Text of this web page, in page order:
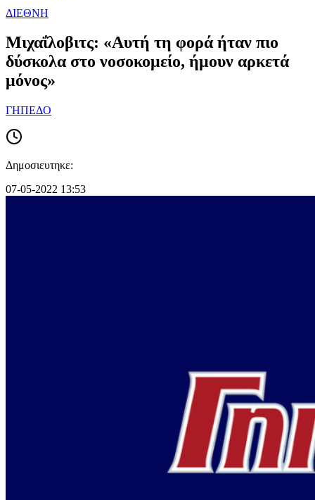
ΔΙΕΘΝΗ
Μιχαΐλοβιτς: «Αυτή τη φορά ήταν πιο
δύσκολα στο νοσοκομείο, ήμουν αρκετά
μόνος»
ΓΗΠΕΔΟ
Δημοσιευτηκε:
07-05-2022 13:53